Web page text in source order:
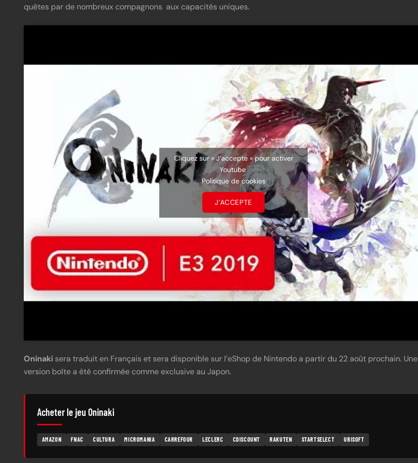
quêtes par de nombreux compagnons aux capacités uniques.
Cliquez sur « J’accepte » pour activer
Youtube
Politique de cookies
J’ACCEPTE
Oninaki sera traduit en Français et sera disponible sur l’eShop de Nintendo a partir du 22 août prochain. Une
version boîte a été confirmée comme exclusive au Japon.
Acheter le jeu Oninaki
AMAZON FNAC CULTURA MICROMANIA CARREFOUR LECLERC CDISCOUNT RAKUTEN STARTSELECT UBISOFT